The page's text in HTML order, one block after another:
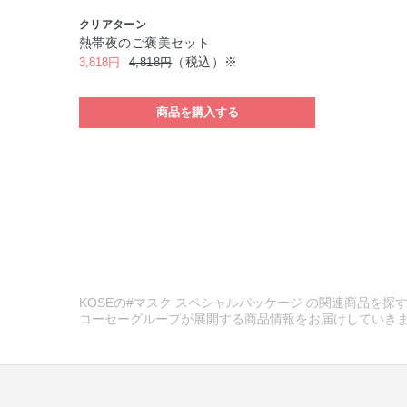
クリアターン
熱帯夜のご褒美セット
3,818円 4,818円（税込）※
商品を購入する
KOSEの#マスク スペシャルパッケージ の関連商品を探
コーセーグループが展開する商品情報をお届けしていき